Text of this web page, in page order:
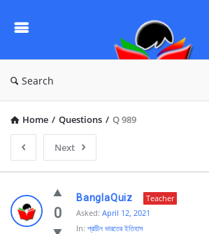
Questions
Search
Home / Questions / Q 989
Next
Ask
Questions
0
BanglaQuiz
Teacher
Asked: April 12, 2021
In: প্রাচীন ভারতের ইতিহাস